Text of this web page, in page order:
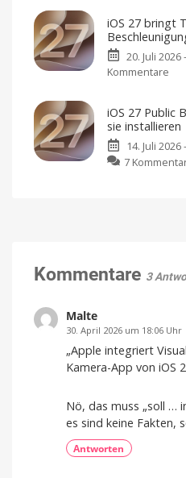
iOS 27 bringt
20. Juli 2026
Kommentare
mit:
wird
iOS 27 Public
sie installieren
14. Juli
7
Kommentare 3
Malte
30. April 2026 um 18:06 Uhr
„Apple integriert
Kamera-App von iOS
Nö, das muss „soll …
es sind keine Fakten,
Antworten